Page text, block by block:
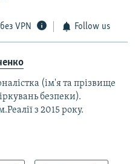
VPN Follow us
(ім'я та прізвище
безпеки).
з 2015 року.